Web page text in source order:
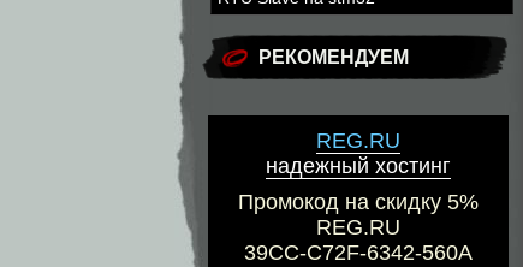
РЕКОМЕНДУЕМ
REG.RU
надежный хостинг
Промокод на скидку 5%
REG.RU
39CC-C72F-6342-560A